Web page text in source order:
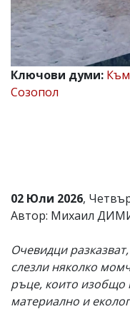
Главен
редактор:
Иван
Колев,
email:
office@flagman.bg
и
редакцията
отговорност
за
тях!
Ако
откриете
Ключови думи:
Созопол
02 Юли 2026,
Автор: Михаил
Очевидци
слезли няколко
ръце, които изобщо
материално и